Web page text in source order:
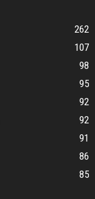
262
107
98
95
92
92
91
86
85